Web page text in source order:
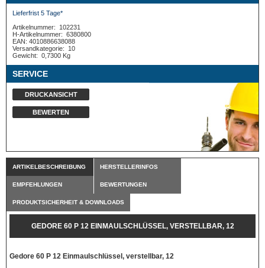
Lieferfrist 5 Tage*
Artikelnummer:
102231
H-Artikelnummer: 6380800
EAN: 4010886638088
Versandkategorie:
10
Gewicht: 0,7300 Kg
SERVICE
DRUCKANSICHT
BEWERTEN
ARTIKELBESCHREIBUNG HERSTELLERINFOS
EMPFEHLUNGEN BEWERTUNGEN
PRODUKTSICHERHEIT & DOWNLOADS
GEDORE 60 P 12 EINMAULSCHLÜSSEL, VERSTELLBAR, 12
Gedore 60 P 12 Einmaulschlüssel, verstellbar, 12